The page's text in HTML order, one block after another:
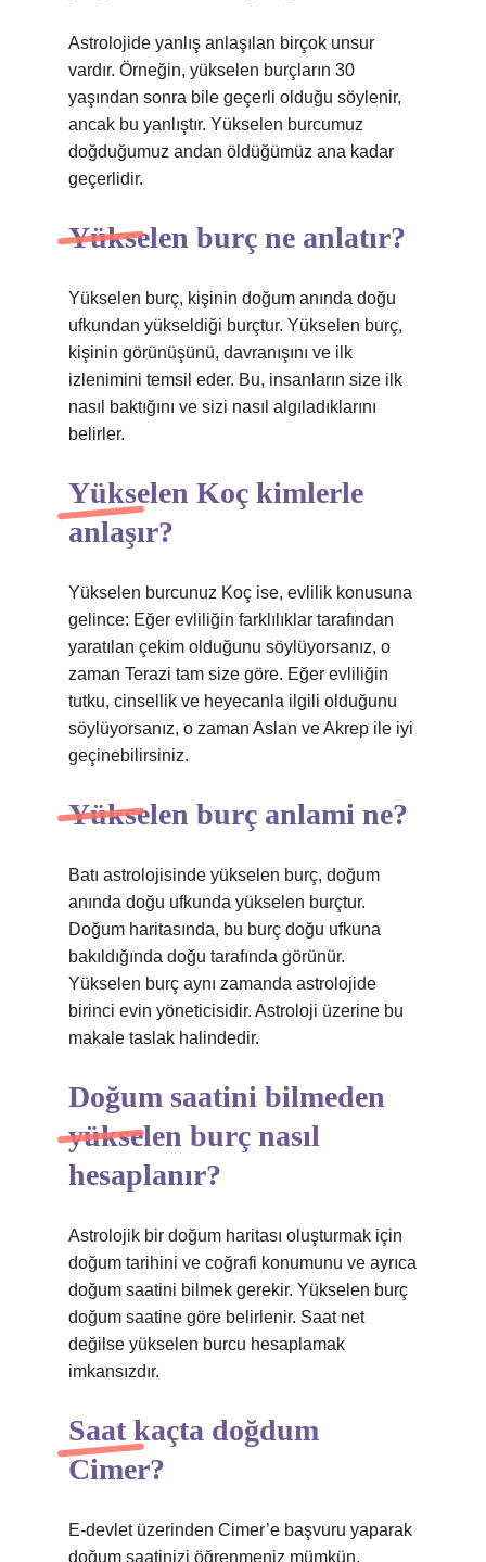
Astrolojide yanlış anlaşılan birçok unsur
vardır. Örneğin, yükselen burçların 30
yaşından sonra bile geçerli olduğu söylenir,
ancak bu yanlıştır. Yükselen burcumuz
doğduğumuz andan öldüğümüz ana kadar
geçerlidir.
Yükselen burç ne anlatır?
Yükselen burç, kişinin doğum anında doğu
ufkundan yükseldiği burçtur. Yükselen burç,
kişinin görünüşünü, davranışını ve ilk
izlenimini temsil eder. Bu, insanların size ilk
nasıl baktığını ve sizi nasıl algıladıklarını
belirler.
Yükselen Koç kimlerle
anlaşır?
Yükselen burcunuz Koç ise, evlilik konusuna
gelince: Eğer evliliğin farklılıklar tarafından
yaratılan çekim olduğunu söylüyorsanız, o
zaman Terazi tam size göre. Eğer evliliğin
tutku, cinsellik ve heyecanla ilgili olduğunu
söylüyorsanız, o zaman Aslan ve Akrep ile iyi
geçinebilirsiniz.
Yükselen burç anlami ne?
Batı astrolojisinde yükselen burç, doğum
anında doğu ufkunda yükselen burçtur.
Doğum haritasında, bu burç doğu ufkuna
bakıldığında doğu tarafında görünür.
Yükselen burç aynı zamanda astrolojide
birinci evin yöneticisidir. Astroloji üzerine bu
makale taslak halindedir.
Doğum saatini bilmeden
yükselen burç nasıl
hesaplanır?
Astrolojik bir doğum haritası oluşturmak için
doğum tarihini ve coğrafi konumunu ve ayrıca
doğum saatini bilmek gerekir. Yükselen burç
doğum saatine göre belirlenir. Saat net
değilse yükselen burcu hesaplamak
imkansızdır.
Saat kaçta doğdum
Cimer?
E-devlet üzerinden Cimer’e başvuru yaparak
doğum saatinizi öğrenmeniz mümkün.